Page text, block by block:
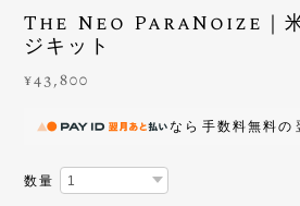
The Neo ParaNoize｜米
ジキット
¥43,800
なら 手数料無料の
数量